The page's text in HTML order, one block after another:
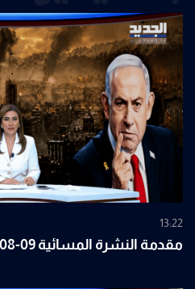
13:22
مقدمة النشرة المسائية 09-08-2026